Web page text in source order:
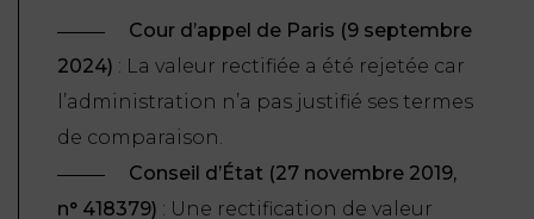
Cour d’appel de Paris (9 septembre
2024) : La valeur rectifiée a été rejetée car
l’administration n’a pas justifié ses termes
de comparaison.
Conseil d’État (27 novembre 2019,
n° 418379) : Une rectification de valeur